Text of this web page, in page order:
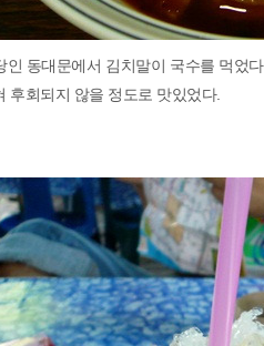
동대문에서 김치말이 국수를 먹었
후회되지 않을 정도로 맛있었다.